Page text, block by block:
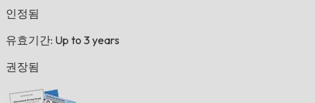
인정됨
유효기간: Up to 3 years
권장됨